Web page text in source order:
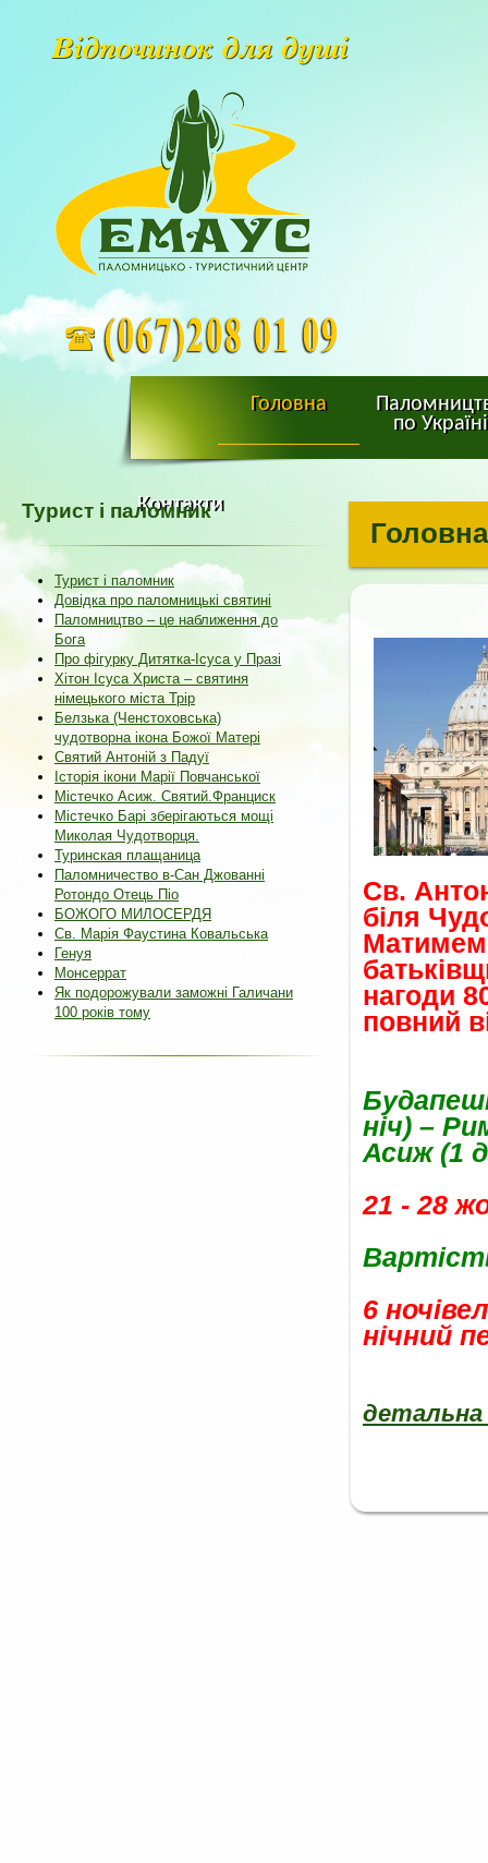
Головна
по Україні
Контакти
Головна
Св.
біля
нагоди
повний
ніч) –
Асиж (1
21 - 28
6
нічний
детальна
Турист і паломник
Турист і паломник
Довідка про паломницькі святині
Паломництво – це наближення до
Бога
Про фігурку Дитятка-Ісуса у Празі
Хітон Ісуса Христа – святиня
німецького міста Трір
Белзька (Ченстоховська)
чудотворна ікона Божої Матері
Святий Антоній з Падуї
Історія ікони Марії Повчанської
Містечко Асиж. Святий.Франциск
Містечко Барі зберігаються мощі
Миколая Чудотворця.
Туринская плащаница
Паломничество в-Сан Джованні
Ротондо Отець Піо
БОЖОГО МИЛОСЕРДЯ
Св. Марія Фаустина Ковальська
Генуя
Монсеррат
Як подорожували заможні Галичани
100 років тому